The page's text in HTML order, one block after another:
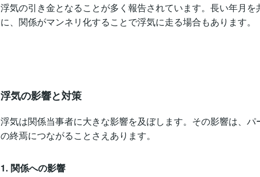
浮気の引き金となることが多く報告されています。長い年月を
に、関係がマンネリ化することで浮気に走る場合もあります。
浮気の影響と対策
浮気は関係当事者に大きな影響を及ぼします。その影響は、パ
の終焉につながることさえあります。
1. 関係への影響